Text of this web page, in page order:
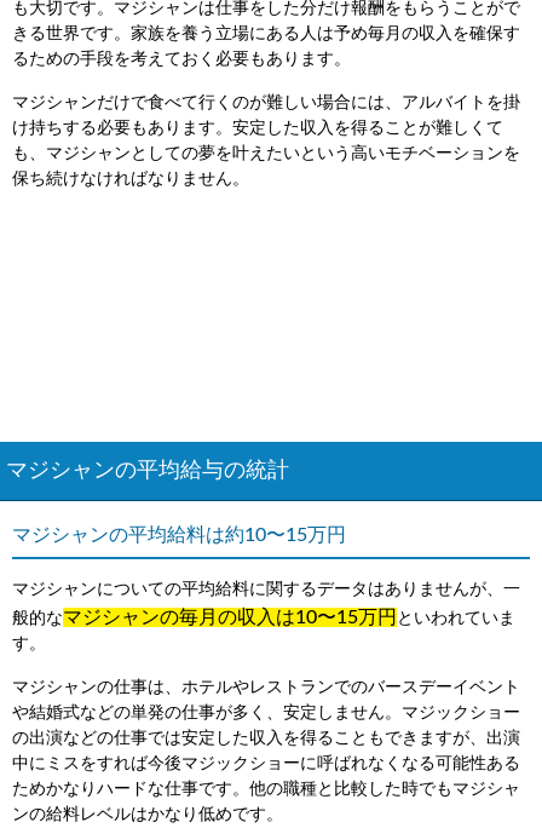
も大切です。マジシャンは仕事をした分だけ報酬をもらうことがで
きる世界です。家族を養う立場にある人は予め毎月の収入を確保す
るための手段を考えておく必要もあります。
マジシャンだけで食べて行くのが難しい場合には、アルバイトを掛
け持ちする必要もあります。安定した収入を得ることが難しくて
も、マジシャンとしての夢を叶えたいという高いモチベーションを
保ち続けなければなりません。
マジシャンの平均給与の統計
マジシャンの平均給料は約10〜15万円
マジシャンについての平均給料に関するデータはありませんが、一
般的なマジシャンの毎月の収入は10〜15万円 といわれていま
す。
マジシャンの仕事は、ホテルやレストランでのバースデーイベント
や結婚式などの単発の仕事が多く、安定しません。マジックショー
の出演などの仕事では安定した収入を得ることもできますが、出演
中にミスをすれば今後マジックショーに呼ばれなくなる可能性ある
ためかなりハードな仕事です。他の職種と比較した時でもマジシャ
ンの給料レベルはかなり低めです。